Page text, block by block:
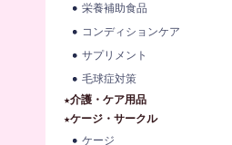
栄養補助食品
コンディションケア
サプリメント
毛球症対策
★介護・ケア用品
★ケージ・サークル
ケージ